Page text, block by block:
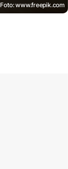
Foto: www.freepik.com